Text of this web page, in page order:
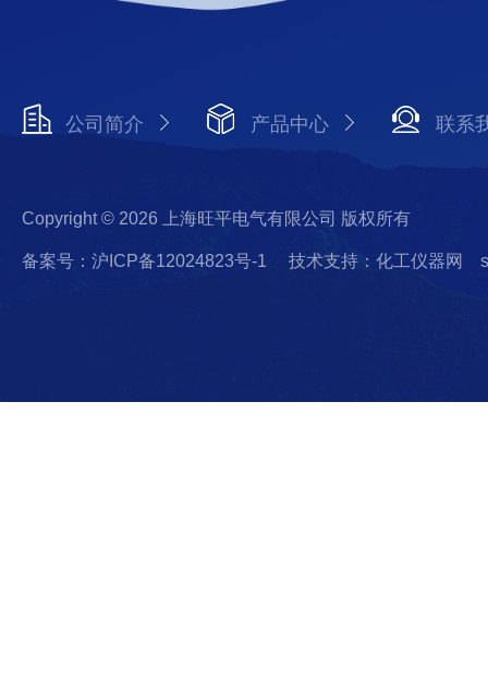
公司简介 产品中心 联系
Copyright © 2026 上海旺平电气有限公司 版权所有
备案号：沪ICP备12024823号-1 技术支持：化工仪器网